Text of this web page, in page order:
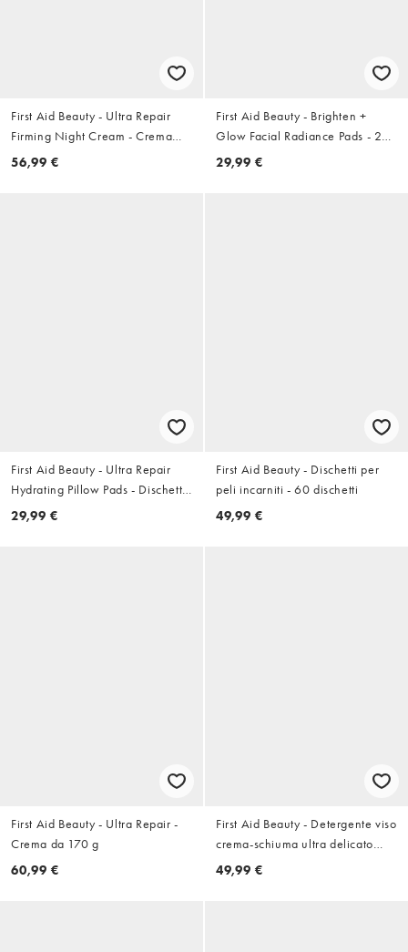
First Aid Beauty - Ultra Repair
Firming Night Cream - Crema
notte da 50 ml
56,99 €
First Aid Beauty - Brighten +
Glow Facial Radiance Pads - 28
dischetti
29,99 €
First Aid Beauty - Ultra Repair
Hydrating Pillow Pads - Dischetti
idratanti - 28 dischetti
29,99 €
First Aid Beauty - Dischetti per
peli incarniti - 60 dischetti
49,99 €
First Aid Beauty - Ultra Repair -
Crema da 170 g
60,99 €
First Aid Beauty - Detergente viso
crema-schiuma ultra delicato
294.74g
49,99 €